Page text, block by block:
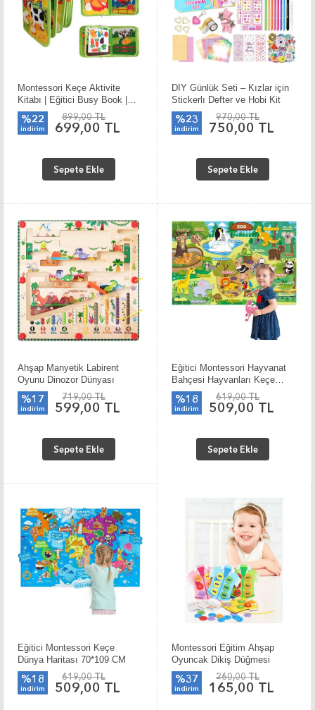
Montessori Keçe Aktivite
Kitabı | Eğitici Busy Book |
Çiftlik Temalı | İnce Motor
Gelişim Oyuncağı
%22
indirim
899,00 TL
699,00 TL
Sepete Ekle
DIY Günlük Seti – Kızlar için
Stickerlı Defter ve Hobi Kit
%23
indirim
970,00 TL
750,00 TL
Sepete Ekle
Ahşap Manyetik Labirent
Oyunu Dinozor Dünyası
%17
indirim
719,00 TL
599,00 TL
Sepete Ekle
Eğitici Montessori Hayvanat
Bahçesi Hayvanları Keçe
70*109 CM
%18
indirim
619,00 TL
509,00 TL
Sepete Ekle
Eğitici Montessori Keçe
Dünya Haritası 70*109 CM
%18
indirim
619,00 TL
509,00 TL
Montessori Eğitim Ahşap
Oyuncak Dikiş Düğmesi
%37
indirim
260,00 TL
165,00 TL